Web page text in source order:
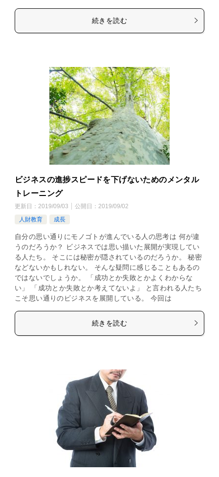
続きを読む
ビジネスの進捗スピードを下げないためのメンタル
トレーニング
更新日： 2019/09/03 公開日： 2019/09/02
人財教育
成長
自分の思い通りにモノゴトが進んでいる人の思考は 何が違
うのだろうか？ ビジネスでは思い描いた展開が実現してい
る人たち。 そこには秘密が隠されているのだろうか。 秘密
などないかもしれない。 そんな疑問に感じることもあるの
ではないでしょうか。 「成功とか失敗とかよくわからな
い」 「成功とか失敗とか考えてないよ」 と言われる人たち
こそ思い通りのビジネスを展開している。 今回は
続きを読む